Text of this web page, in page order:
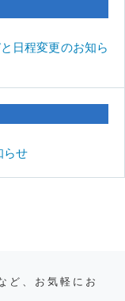
日程変更のお知ら
らせ
ど、お気軽にお